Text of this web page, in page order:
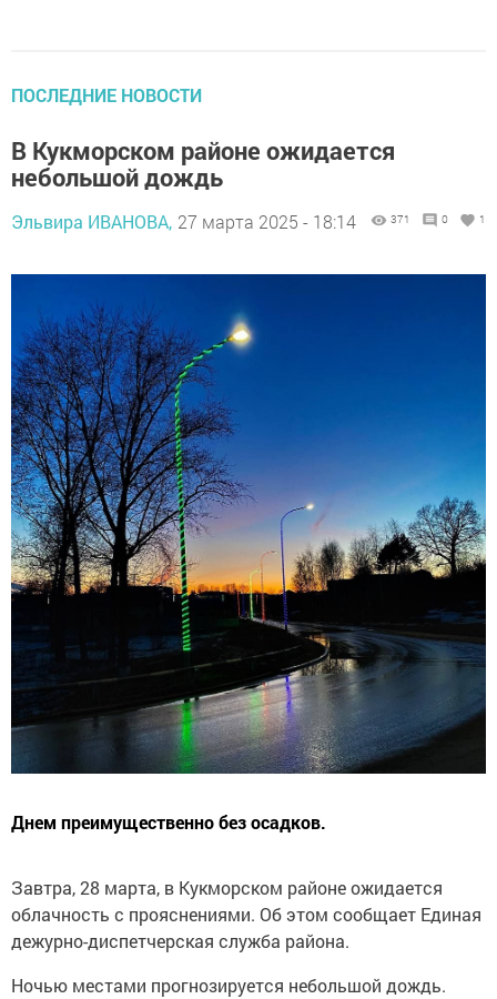
ПОСЛЕДНИЕ НОВОСТИ
В Кукморском районе ожидается
небольшой дождь
Эльвира ИВАНОВА, 27 марта 2025 - 18:14 371 0 1
Днем преимущественно без осадков.
Завтра, 28 марта, в Кукморском районе ожидается
облачность с прояснениями. Об этом сообщает Единая
дежурно-диспетчерская служба района.
Ночью местами прогнозируется небольшой дождь.